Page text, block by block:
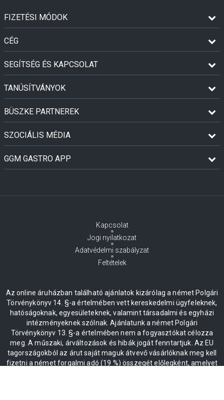
FIZETÉSI MÓDOK
CÉG
SEGÍTSÉG ÉS KAPCSOLAT
TANÚSÍTVÁNYOK
BÜSZKE PARTNEREK
SZOCIÁLIS MÉDIA
GGM GASTRO APP
Kapcsolat
Jogi nyilatkozat
Adatvédelmi szabályzat
Feltételek
Az online áruházban található ajánlatok kizárólag a német Polgári
Törvénykönyv 14. §-a értelmében vett kereskedelmi ügyfeleknek,
hatóságoknak, egyesületeknek, valamint társadalmi és egyházi
intézményeknek szólnak. Ajánlatunk a német Polgári
Törvénykönyv 13. §-a értelmében nem a fogyasztókat célozza
meg. A műszaki, árváltozások és hibák jogát fenntartjuk. Az EU
tagországokból az árut saját maguk átvevő vásárlóknak meg kell
fizetni a német forgalmi adó (19 %) összegét előlegként, amelyet